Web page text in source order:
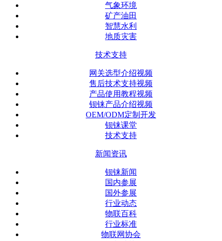
气象环境
矿产油田
智慧水利
地质灾害
技术支持
网关选型介绍视频
售后技术支持视频
产品使用教程视频
钡铼产品介绍视频
OEM/ODM定制开发
钡铼课堂
技术支持
新闻资讯
钡铼新闻
国内参展
国外参展
行业动态
物联百科
行业标准
物联网协会